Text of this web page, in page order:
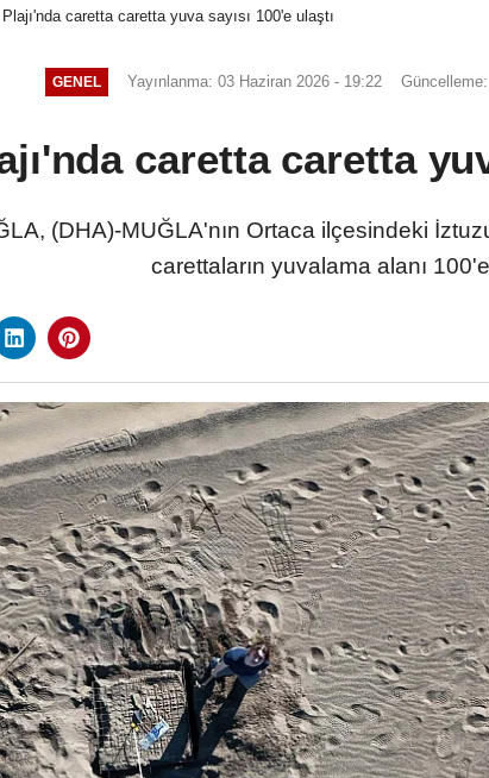
caretta caretta yuva sayısı 100'e ulaştı
GENEL Yayınlanma: 03 Haziran 2026 - 19:22
caretta caretta
(DHA)-MUĞLA'nın Ortaca ilçesindeki
carettaların yuvalama alanı